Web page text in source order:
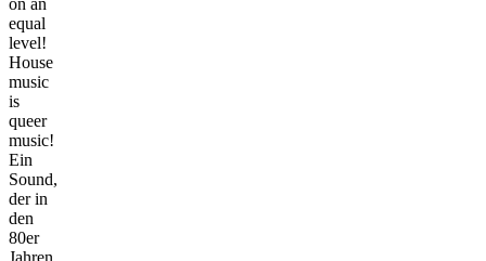
equal
level!
House
music
is
queer
music!
Ein
Sound,
der in
den
80er
Jahren